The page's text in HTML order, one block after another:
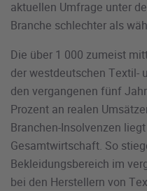
aktuellen Umfrage unter
Branche schlechter als
Die über 1 000 zumeist
der westdeutschen Textil-
den vergangenen fünf
Prozent an realen
Branchen-Insolvenzen
Gesamtwirtschaft. So
Bekleidungsbereich im
bei den Herstellern von